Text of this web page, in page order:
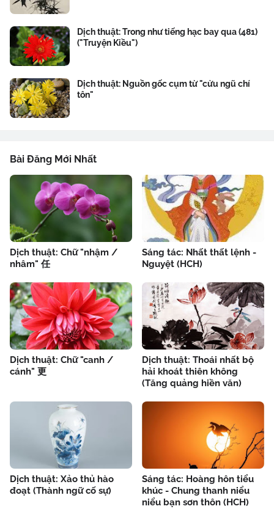
Dịch thuật: Trong như tiếng hạc bay qua (481)
("Truyện Kiều")
Dịch thuật: Nguồn gốc cụm từ "cửu ngũ chí
tôn"
Bài Đăng Mới Nhất
Dịch thuật: Chữ "nhậm /
nhâm" 任
Sáng tác: Nhất thất lệnh -
Nguyệt (HCH)
Dịch thuật: Chữ "canh /
cánh" 更
Dịch thuật: Thoái nhất bộ
hải khoát thiên không
(Tăng quảng hiền văn)
Dịch thuật: Xảo thủ hào
đoạt (Thành ngữ cố sự)
Sáng tác: Hoàng hôn tiểu
khúc - Chung thanh niểu
niểu bạn sơn thôn (HCH)